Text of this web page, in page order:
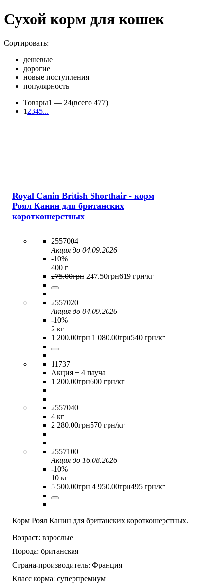
Сухой корм для кошек
Сортировать:
дешевые
дорогие
новые поступления
популярность
Товары1 — 24(всего 477)
1 2345...
Royal Canin British Shorthair - корм
Роял Канин для британских
короткошерстных
2557004
Акция до 04.09.2026
-10%
400 г
275.00грн 247.50грн619 грн/кг
2557020
Акция до 04.09.2026
-10%
2 кг
1 200.00грн 1 080.00грн540 грн/кг
11737
Акция + 4 пауча
1 200.00грн600 грн/кг
2557040
4 кг
2 280.00грн570 грн/кг
2557100
Акция до 16.08.2026
-10%
10 кг
5 500.00грн 4 950.00грн495 грн/кг
Корм Роял Канин для британских короткошерстных.
Возраст: взрослые
Порода: британская
Страна-производитель: Франция
Класс корма: суперпремиум